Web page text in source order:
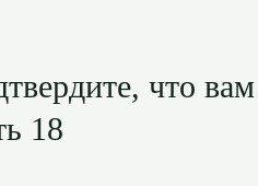
что вам
18